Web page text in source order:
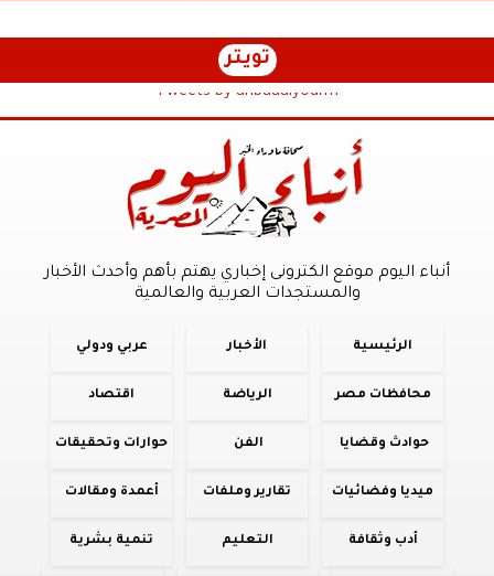
تويتر
Tweets by anbaaalyoum1
أنباء اليوم موقع الكترونى إخباري يهتم بأهم وأحدث الأخبار
والمستجدات العربية والعالمية
الرئيسية الأخبار عربي ودولي
محافظات مصر الرياضة اقتصاد
حوادث وقضايا الفن حوارات وتحقيقات
ميديا وفضائيات تقارير وملفات أعمدة ومقالات
أدب وثقافة التعليم تنمية بشرية